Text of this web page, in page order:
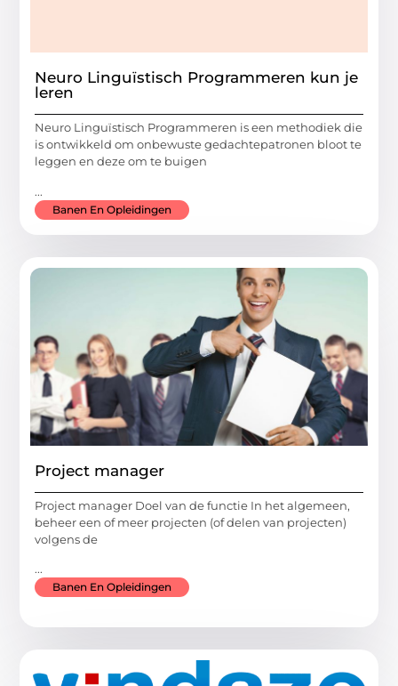
Neuro Linguïstisch Programmeren kun je
leren
Neuro Linguïstisch Programmeren is een methodiek die
is ontwikkeld om onbewuste gedachtepatronen bloot te
leggen en deze om te buigen
...
Banen En Opleidingen
Project manager
Project manager Doel van de functie In het algemeen,
beheer een of meer projecten (of delen van projecten)
volgens de
...
Banen En Opleidingen